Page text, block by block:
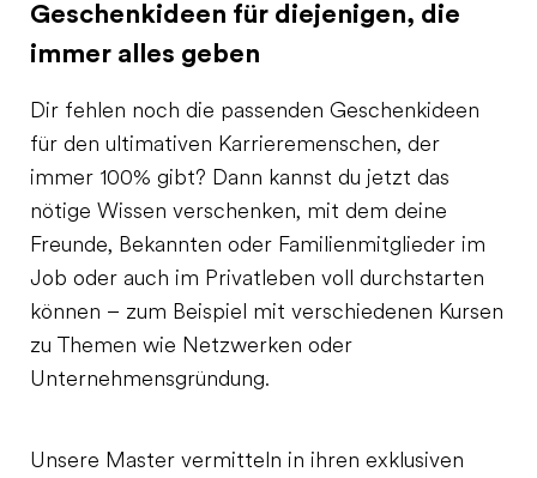
Geschenkideen für diejenigen, die
immer alles geben
Dir fehlen noch die passenden Geschenkideen
für den ultimativen Karrieremenschen, der
immer 100% gibt? Dann kannst du jetzt das
nötige Wissen verschenken, mit dem deine
Freunde, Bekannten oder Familienmitglieder im
Job oder auch im Privatleben voll durchstarten
können – zum Beispiel mit verschiedenen Kursen
zu Themen wie Netzwerken oder
Unternehmensgründung.
Unsere Master vermitteln in ihren exklusiven